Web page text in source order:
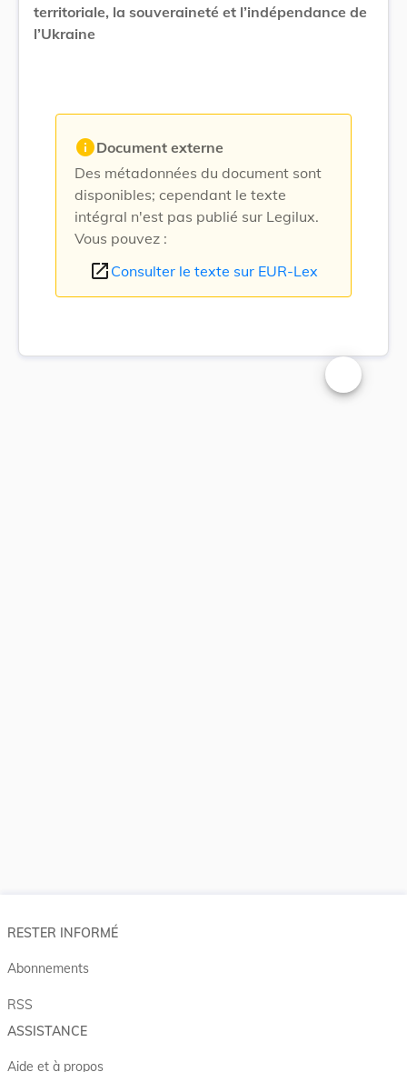
territoriale, la souveraineté et l’indépendance de
l’Ukraine
infoDocument externe
Des métadonnées du document sont
disponibles; cependant le texte
intégral n'est pas publié sur Legilux.
Vous pouvez :
open_in_new Consulter le texte sur EUR-Lex
Changer la
RESTER INFORMÉ
Abonnements
RSS
ASSISTANCE
Aide et à propos